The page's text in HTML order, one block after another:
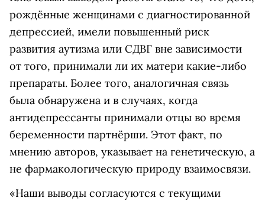
рождённые женщинами с диагностированной
депрессией, имели повышенный риск
развития аутизма или СДВГ вне зависимости
от того, принимали ли их матери какие-либо
препараты. Более того, аналогичная связь
была обнаружена и в случаях, когда
антидепрессанты принимали отцы во время
беременности партнёрши. Этот факт, по
мнению авторов, указывает на генетическую, а
не фармакологическую природу взаимосвязи.
«Наши выводы согласуются с текущими